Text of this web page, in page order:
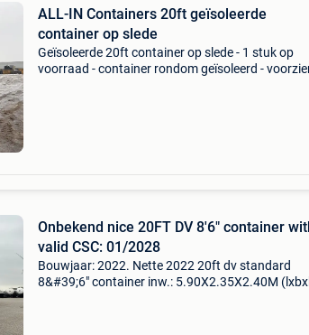
ALL-IN Containers 20ft geïsoleerde
container op slede
Geïsoleerde 20ft container op slede - 1 stuk op
voorraad - container rondom geïsoleerd -
Onbekend nice 20FT DV 8'6" container
valid CSC: 01/2028
Bouwjaar: 2022. Nette 2022 20ft dv standard
8&#39;6" container inw.: 5.90X2.35X2.40M